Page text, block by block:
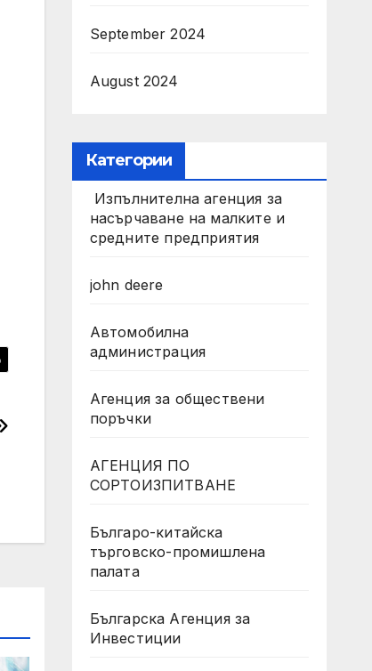
September 2024
August 2024
Категории
Изпълнителна агенция за
насърчаване на малките и
средните предприятия
john deere
Автомобилна
администрация
Агенция за обществени
поръчки
АГЕНЦИЯ ПО
СОРТОИЗПИТВАНЕ
Българо-китайска
търговско-промишлена
палата
Българска Агенция за
Инвестиции